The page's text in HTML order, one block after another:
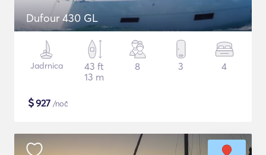
Dufour 430 GL
Jadrnica
43 ft
13 m
8 3 4
$927 /noč